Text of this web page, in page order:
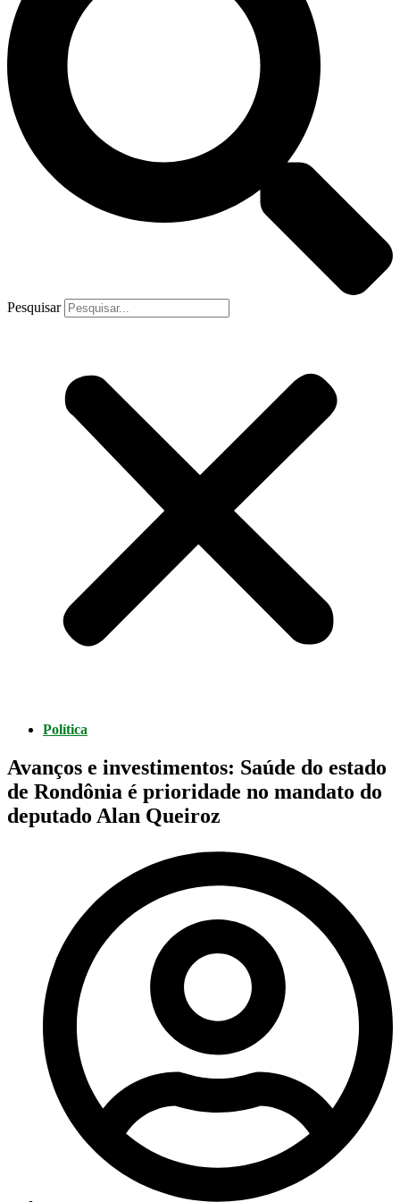
Pesquisar
Política
Avanços e investimentos: Saúde do estado
de Rondônia é prioridade no mandato do
deputado Alan Queiroz